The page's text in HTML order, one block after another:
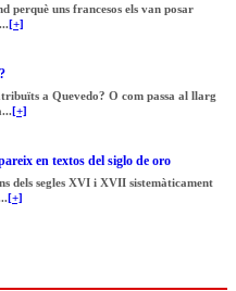
perquè uns francesos els van posar
[+]
a Quevedo? O com passa al llarg
[+]
en textos del siglo de oro
dels segles XVI i XVII sistemàticament
[+]